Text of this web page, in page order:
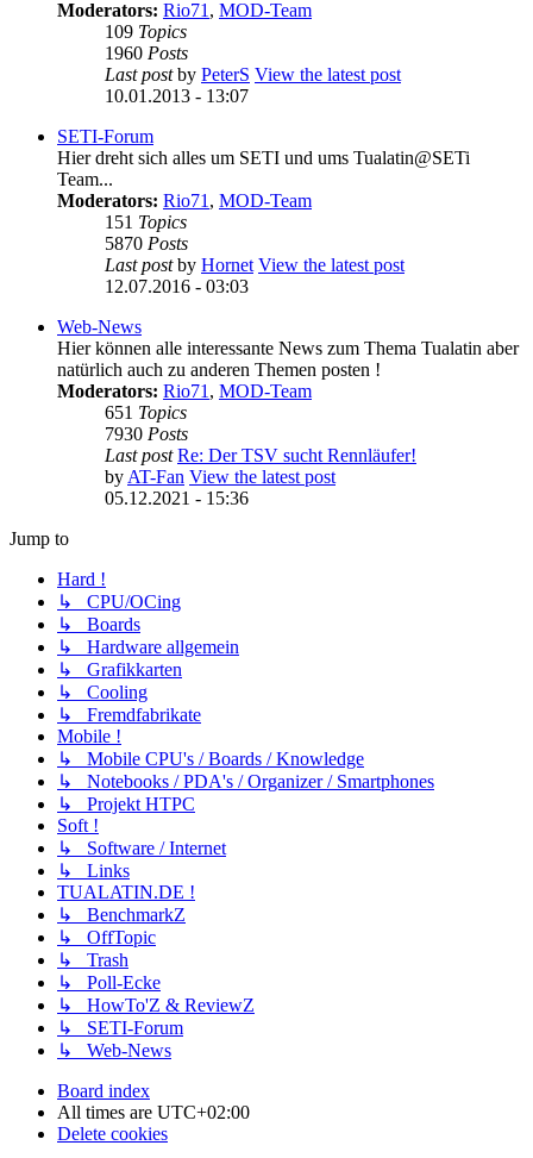
Moderators: Rio71 , MOD-Team
109 Topics
1960 Posts
Last postby PeterS View the latest post
10.01.2013 - 13:07
SETI-Forum
Hier dreht sich alles um SETI und ums Tualatin@SETi
Team...
Moderators: Rio71 , MOD-Team
151 Topics
5870 Posts
Last postby Hornet View the latest post
12.07.2016 - 03:03
Web-News
Hier können alle interessante News zum Thema Tualatin aber
natürlich auch zu anderen Themen posten !
Moderators: Rio71 , MOD-Team
651 Topics
7930 Posts
Last post Re: Der TSV sucht Rennläufer!
by AT-Fan View the latest post
05.12.2021 - 15:36
Jump to
Hard !
↳ CPU/OCing
↳ Boards
↳ Hardware allgemein
↳ Grafikkarten
↳ Cooling
↳ Fremdfabrikate
Mobile !
↳ Mobile CPU's / Boards / Knowledge
↳ Notebooks / PDA's / Organizer / Smartphones
↳ Projekt HTPC
Soft !
↳ Software / Internet
↳ Links
TUALATIN.DE !
↳ BenchmarkZ
↳ OffTopic
↳ Trash
↳ Poll-Ecke
↳ HowTo'Z & ReviewZ
↳ SETI-Forum
↳ Web-News
Board index
All times are UTC+02:00
Delete cookies